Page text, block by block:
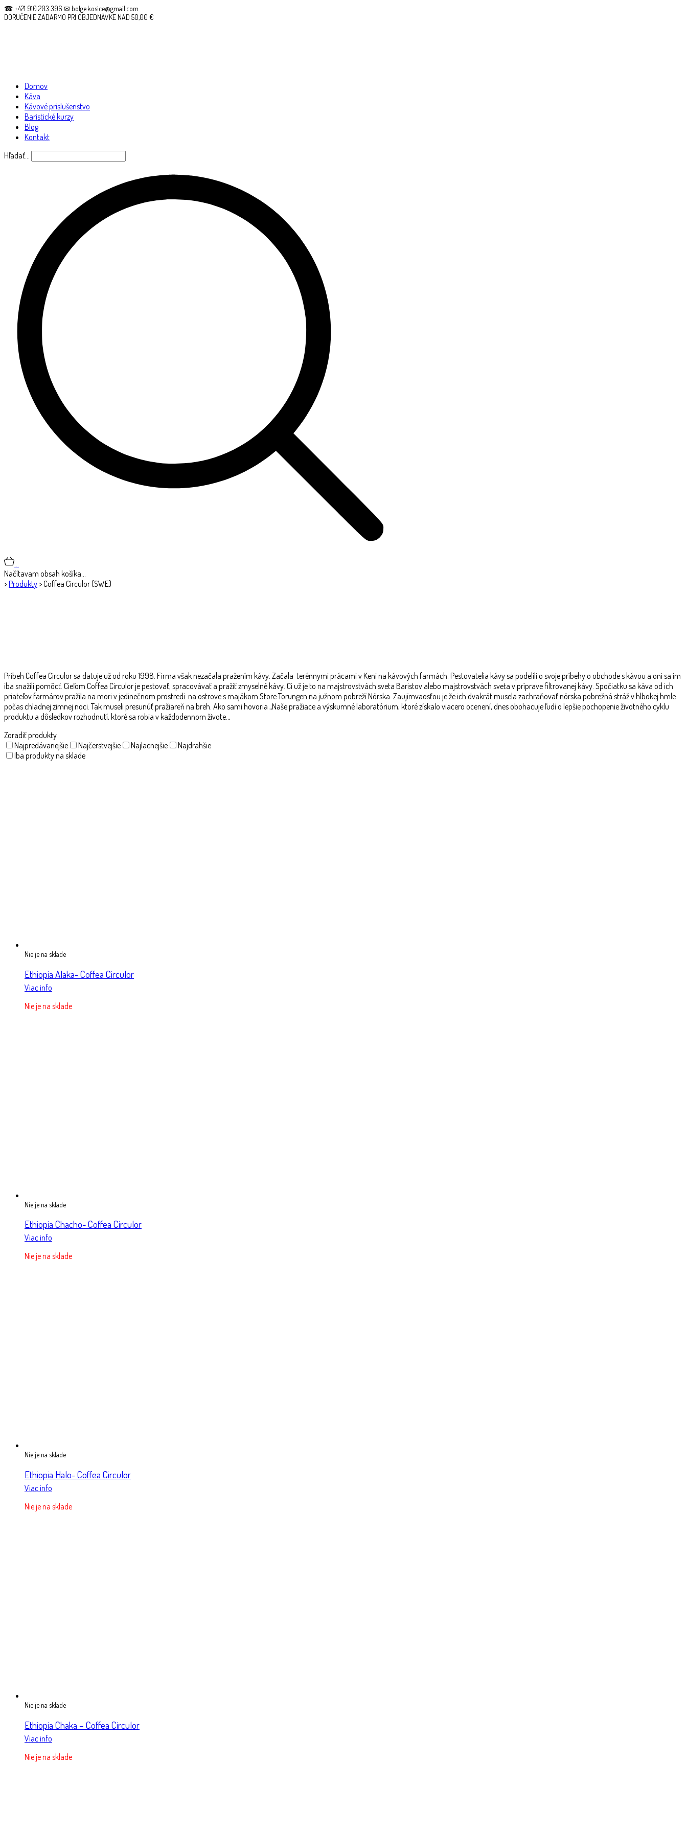
☎ +421 910 203 396 ✉ bolge.kosice@gmail.com
DORUČENIE ZADARMO PRI OBJEDNÁVKE NAD 50,00 €
Domov
Káva
Kávové príslušenstvo
Baristické kurzy
Blog
Kontakt
Hľadať…
…
Načítavam obsah košíka…
>Produkty>Coffea Circulor (SWE)
Príbeh Coffea Circulor sa datuje už od roku 1998. Firma však nezačala pražením kávy. Začala terénnymi prácami v Keni na kávových farmách. Pestovatelia kávy sa podelili o svoje príbehy o obchode s kávou a oni sa im
iba snažili pomôcť. Cieľom Coffea Circulor je pestovať, spracovávať a pražiť zmyselné kávy. Ci už je to na majstrovstvách sveta Baristov alebo majstrovstvách sveta v príprave filtrovanej kávy. Spočiatku sa káva od ich
priateľov farmárov pražila na mori v jedinečnom prostredí: na ostrove s majákom Store Torungen na južnom pobreží Nórska. Zaujímvaosťou je že ich dvakrát musela zachraňovať nórska pobrežná stráž v hlbokej hmle
počas chladnej zimnej noci. Tak museli presunúť pražiareň na breh. Ako sami hovoria „Naše pražiace a výskumné laboratórium, ktoré získalo viacero ocenení, dnes obohacuje ľudí o lepšie pochopenie životného cyklu
produktu a dôsledkov rozhodnutí, ktoré sa robia v každodennom živote.„
Zoradiť produkty
Najpredávanejšie
Najčerstvejšie Najlacnejšie
Najdrahšie
Iba produkty na sklade
Nie je na sklade
Ethiopia Alaka- Coffea Circulor
Viac info
Nie je na sklade
Nie je na sklade
Ethiopia Chacho- Coffea Circulor
Viac info
Nie je na sklade
Nie je na sklade
Ethiopia Halo- Coffea Circulor
Viac info
Nie je na sklade
Nie je na sklade
Ethiopia Chaka – Coffea Circulor
Viac info
Nie je na sklade